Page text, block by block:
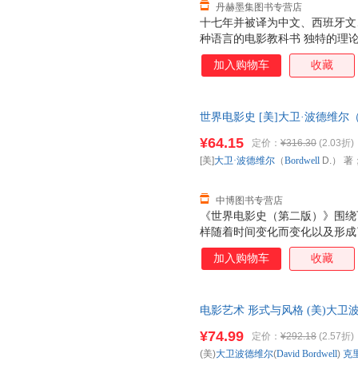
十七年并被译为中文、西班牙
种语言的电影教科书 独特的理
影发展脉络，全面解析电影与
领衔的3D时代，纵览电影百年
富的研究细节与更翔实的资料
方便阅读查询，满足读者研究
丹赫墨集图书专营店
加入购物车 收藏
世界电影史 [美]大卫·波德维尔
《世界电影史（第二版）》围
样随着时间变化而变化以及形
的使用造成了怎样的影响？ 电
出现的？
¥64.15 定价： ¥316.30 (2.03折)
中博图书专营店
[美]大卫·波德维尔 （Bordwell D.） 著
加入购物车 收藏
电影艺术 形式与风格 (美)大卫
子发票。
¥74.99 定价： ¥292.18 (2.57折)
(美)大卫波德维尔(David Bordwell) 克